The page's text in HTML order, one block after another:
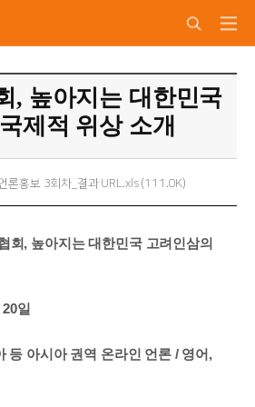
, 높아지는 대한민국
제적 위상 소개
론홍보 3회차_결과 URL.xls (111.0K)
회, 높아지는 대한민국 고려인삼의
일
등 아시아 권역 온라인 언론 / 영어,